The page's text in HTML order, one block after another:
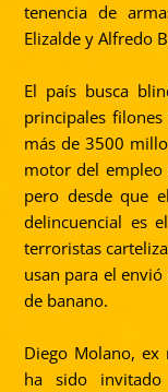
tenencia de
Elizalde y Alfredo
El país busca
principales
más de 3500
motor del
pero desde que
delincuencial es
terroristas
usan para el
de banano.
Diego Molano,
ha sido